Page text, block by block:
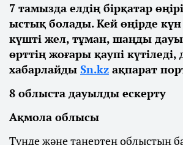
7 тамызда елдің бірқатар
ыстық болады. Кей өңірде күн
күшті жел, тұман, шаңды
өрттің жоғары қаупі күтіледі,
хабарлайды Sn.kz ақпарат
8 облыста дауылды ескерту
Ақмола облысы
Түнде және таңертең облыстың